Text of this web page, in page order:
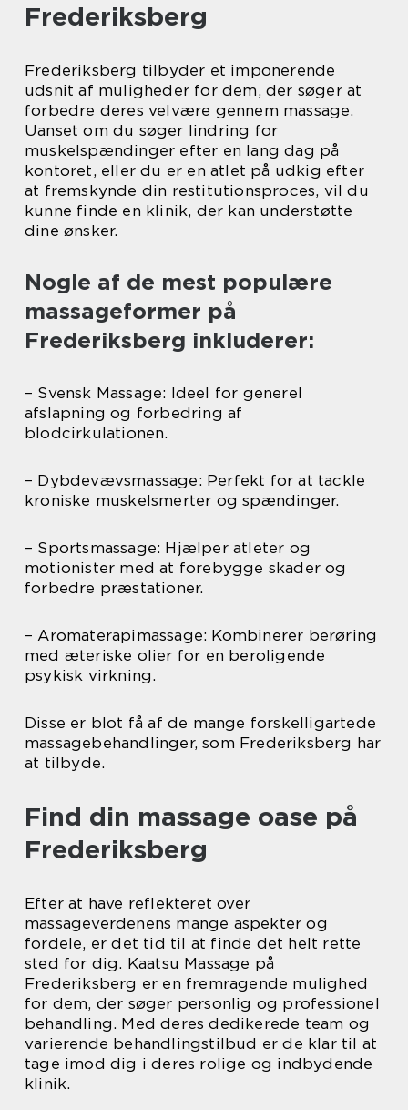
Frederiksberg
Frederiksberg tilbyder et imponerende
udsnit af muligheder for dem, der søger at
forbedre deres velvære gennem massage.
Uanset om du søger lindring for
muskelspændinger efter en lang dag på
kontoret, eller du er en atlet på udkig efter
at fremskynde din restitutionsproces, vil du
kunne finde en klinik, der kan understøtte
dine ønsker.
Nogle af de mest populære
massageformer på
Frederiksberg inkluderer:
– Svensk Massage: Ideel for generel
afslapning og forbedring af
blodcirkulationen.
– Dybdevævsmassage: Perfekt for at tackle
kroniske muskelsmerter og spændinger.
– Sportsmassage: Hjælper atleter og
motionister med at forebygge skader og
forbedre præstationer.
– Aromaterapimassage: Kombinerer berøring
med æteriske olier for en beroligende
psykisk virkning.
Disse er blot få af de mange forskelligartede
massagebehandlinger, som Frederiksberg har
at tilbyde.
Find din massage oase på
Frederiksberg
Efter at have reflekteret over
massageverdenens mange aspekter og
fordele, er det tid til at finde det helt rette
sted for dig. Kaatsu Massage på
Frederiksberg er en fremragende mulighed
for dem, der søger personlig og professionel
behandling. Med deres dedikerede team og
varierende behandlingstilbud er de klar til at
tage imod dig i deres rolige og indbydende
klinik.